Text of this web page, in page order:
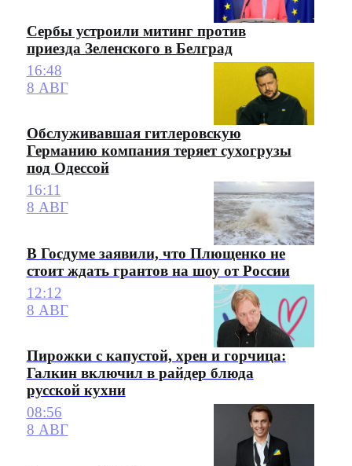
Сербы устроили митинг против
приезда Зеленского в Белград
16:48
8 АВГ
Обслуживавшая гитлеровскую
Германию компания теряет сухогрузы
под Одессой
16:11
8 АВГ
В Госдуме заявили, что Плющенко не
стоит ждать грантов на шоу от России
12:12
8 АВГ
Пирожки с капустой, хрен и горчица:
Галкин включил в райдер блюда
русской кухни
08:56
8 АВГ